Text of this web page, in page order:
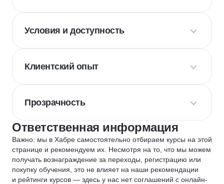
Условия и доступность
Клиентский опыт
Прозрачность
Ответственная информация
Важно: мы в Хабре самостоятельно отбираем курсы на этой
странице и рекомендуем их. Несмотря на то, что мы можем
получать вознаграждение за переходы, регистрацию или
покупку обучения, это не влияет на наши рекомендации
и рейтинги курсов — здесь у нас нет соглашений с онлайн-